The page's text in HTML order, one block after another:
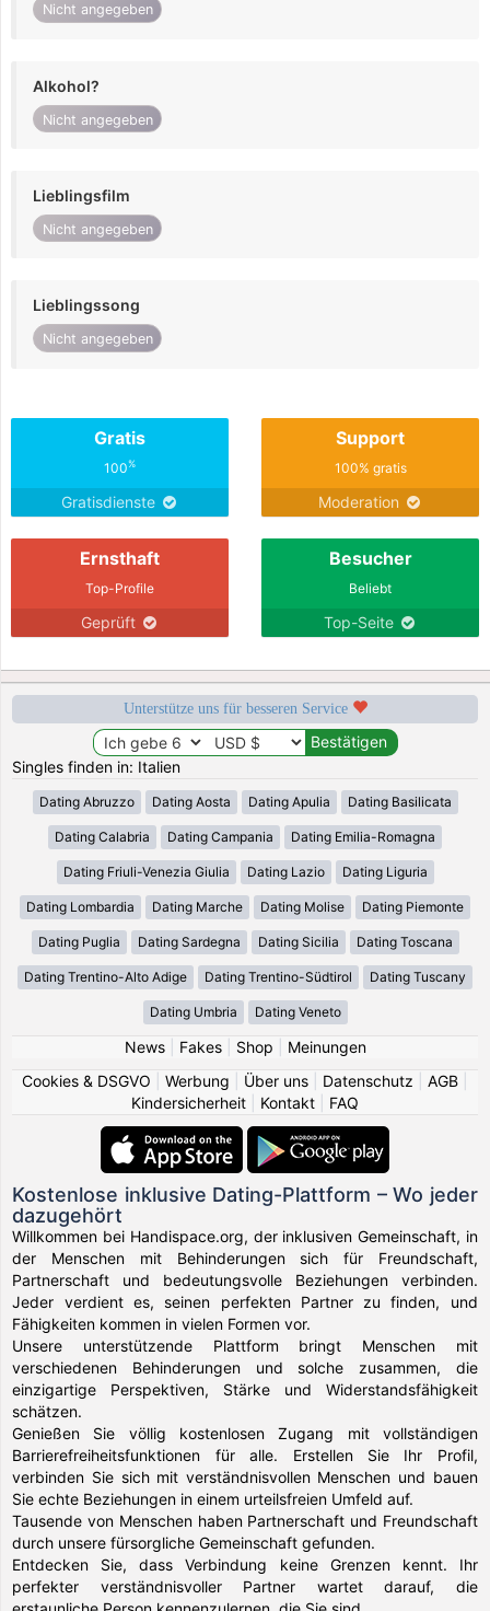
Nicht angegeben
Alkohol?
Nicht angegeben
Lieblingsfilm
Nicht angegeben
Lieblingssong
Nicht angegeben
Gratis
100%
Gratisdienste
Support
100% gratis
Moderation
Ernsthaft
Top-Profile
Geprüft
Besucher
Beliebt
Top-Seite
Unterstütze uns für besseren Service
Singles finden in: Italien
Dating Abruzzo Dating Aosta Dating Apulia Dating Basilicata
Dating Calabria Dating Campania Dating Emilia-Romagna
Dating Friuli-Venezia Giulia Dating Lazio Dating Liguria
Dating Lombardia Dating Marche Dating Molise Dating Piemonte
Dating Puglia Dating Sardegna Dating Sicilia Dating Toscana
Dating Trentino-Alto Adige Dating Trentino-Südtirol Dating Tuscany
Dating Umbria Dating Veneto
News| Fakes| Shop
Meinungen
Cookies & DSGVO
Werbung Über uns Datenschutz AGB
Kindersicherheit
Kontakt FAQ
Kostenlose inklusive Dating-Plattform – Wo jeder
dazugehört
Willkommen bei Handispace.org, der inklusiven Gemeinschaft, in
der Menschen mit Behinderungen sich für Freundschaft,
Partnerschaft und bedeutungsvolle Beziehungen verbinden.
Jeder verdient es, seinen perfekten Partner zu finden, und
Fähigkeiten kommen in vielen Formen vor.
Unsere unterstützende Plattform bringt Menschen mit
verschiedenen Behinderungen und solche zusammen, die
einzigartige Perspektiven, Stärke und Widerstandsfähigkeit
schätzen.
Genießen Sie völlig kostenlosen Zugang mit vollständigen
Barrierefreiheitsfunktionen für alle. Erstellen Sie Ihr Profil,
verbinden Sie sich mit verständnisvollen Menschen und bauen
Sie echte Beziehungen in einem urteilsfreien Umfeld auf.
Tausende von Menschen haben Partnerschaft und Freundschaft
durch unsere fürsorgliche Gemeinschaft gefunden.
Entdecken Sie, dass Verbindung keine Grenzen kennt. Ihr
perfekter verständnisvoller Partner wartet darauf, die